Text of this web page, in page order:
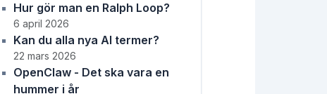
Hur gör man en Ralph Loop?
6 april 2026
Kan du alla nya AI termer?
22 mars 2026
OpenClaw - Det ska vara en
hummer i år